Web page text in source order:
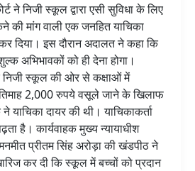
ने निजी स्कूल द्वारा एसी सुविधा के लिए
मांग वाली एक जनहित याचिका
दिया। इस दौरान अदालत ने कहा कि
अभिभावकों को ही देना होगा।
स्कूल की ओर से कक्षाओं में
2,000 रुपये वसूले जाने के खिलाफ
दायर की थी। याचिकाकर्ता
है। कार्यवाहक मुख्य न्यायाधीश
प्रीतम सिंह अरोड़ा की खंडपीठ ने
कर दी कि स्कूल में बच्चों को प्रदान